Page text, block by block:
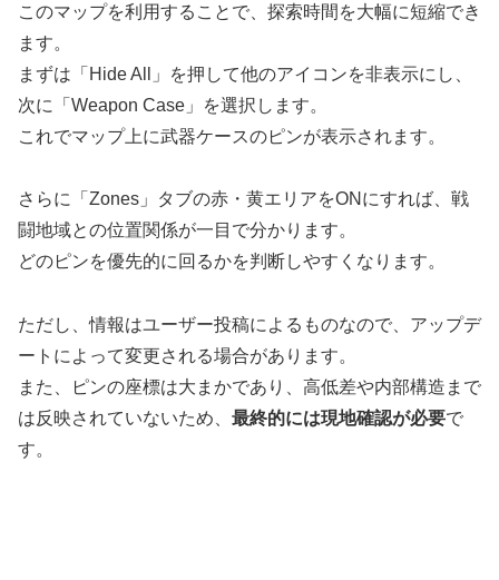
このマップを利用することで、探索時間を大幅に短縮でき
ます。
まずは「Hide All」を押して他のアイコンを非表示にし、
次に「Weapon Case」を選択します。
これでマップ上に武器ケースのピンが表示されます。
さらに「Zones」タブの赤・黄エリアをONにすれば、戦
闘地域との位置関係が一目で分かります。
どのピンを優先的に回るかを判断しやすくなります。
ただし、情報はユーザー投稿によるものなので、アップデ
ートによって変更される場合があります。
また、ピンの座標は大まかであり、高低差や内部構造まで
は反映されていないため、 最終的には現地確認が必要で
す。